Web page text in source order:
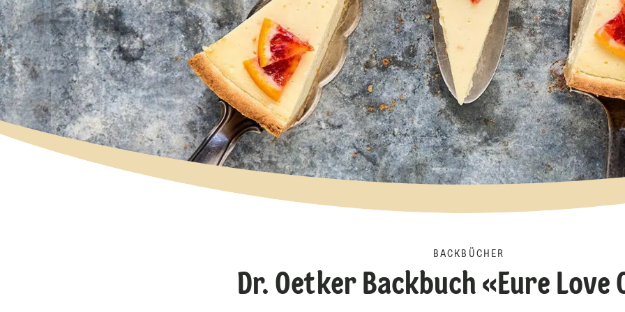
BACKBÜCHER
Dr. Oetker Backbuch «Eure Love